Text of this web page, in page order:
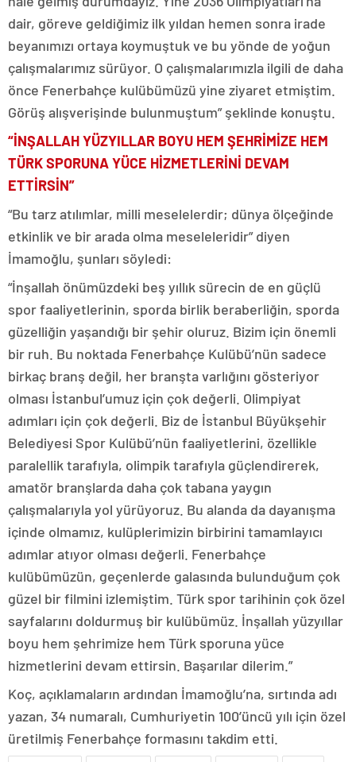
dair, göreve geldiğimiz ilk yıldan hemen sonra irade
beyanımızı ortaya koymuştuk ve bu yönde de yoğun
çalışmalarımız sürüyor. O çalışmalarımızla ilgili de daha
önce Fenerbahçe kulübümüzü yine ziyaret etmiştim.
Görüş alışverişinde bulunmuştum” şeklinde konuştu.
“İNŞALLAH YÜZYILLAR BOYU HEM ŞEHRİMİZE HEM
TÜRK SPORUNA YÜCE HİZMETLERİNİ DEVAM
ETTİRSİN”
“Bu tarz atılımlar, milli meselelerdir; dünya ölçeğinde
etkinlik ve bir arada olma meseleleridir” diyen
İmamoğlu, şunları söyledi:
“İnşallah önümüzdeki beş yıllık sürecin de en güçlü
spor faaliyetlerinin, sporda birlik beraberliğin, sporda
güzelliğin yaşandığı bir şehir oluruz. Bizim için önemli
bir ruh. Bu noktada Fenerbahçe Kulübü’nün sadece
birkaç branş değil, her branşta varlığını gösteriyor
olması İstanbul’umuz için çok değerli. Olimpiyat
adımları için çok değerli. Biz de İstanbul Büyükşehir
Belediyesi Spor Kulübü’nün faaliyetlerini, özellikle
paralellik tarafıyla, olimpik tarafıyla güçlendirerek,
amatör branşlarda daha çok tabana yaygın
çalışmalarıyla yol yürüyoruz. Bu alanda da dayanışma
içinde olmamız, kulüplerimizin birbirini tamamlayıcı
adımlar atıyor olması değerli. Fenerbahçe
kulübümüzün, geçenlerde galasında bulunduğum çok
güzel bir filmini izlemiştim. Türk spor tarihinin çok özel
sayfalarını doldurmuş bir kulübümüz. İnşallah yüzyıllar
boyu hem şehrimize hem Türk sporuna yüce
hizmetlerini devam ettirsin. Başarılar dilerim.”
Koç, açıklamaların ardından İmamoğlu’na, sırtında adı
yazan, 34 numaralı, Cumhuriyetin 100’üncü yılı için özel
üretilmiş Fenerbahçe formasını takdim etti.